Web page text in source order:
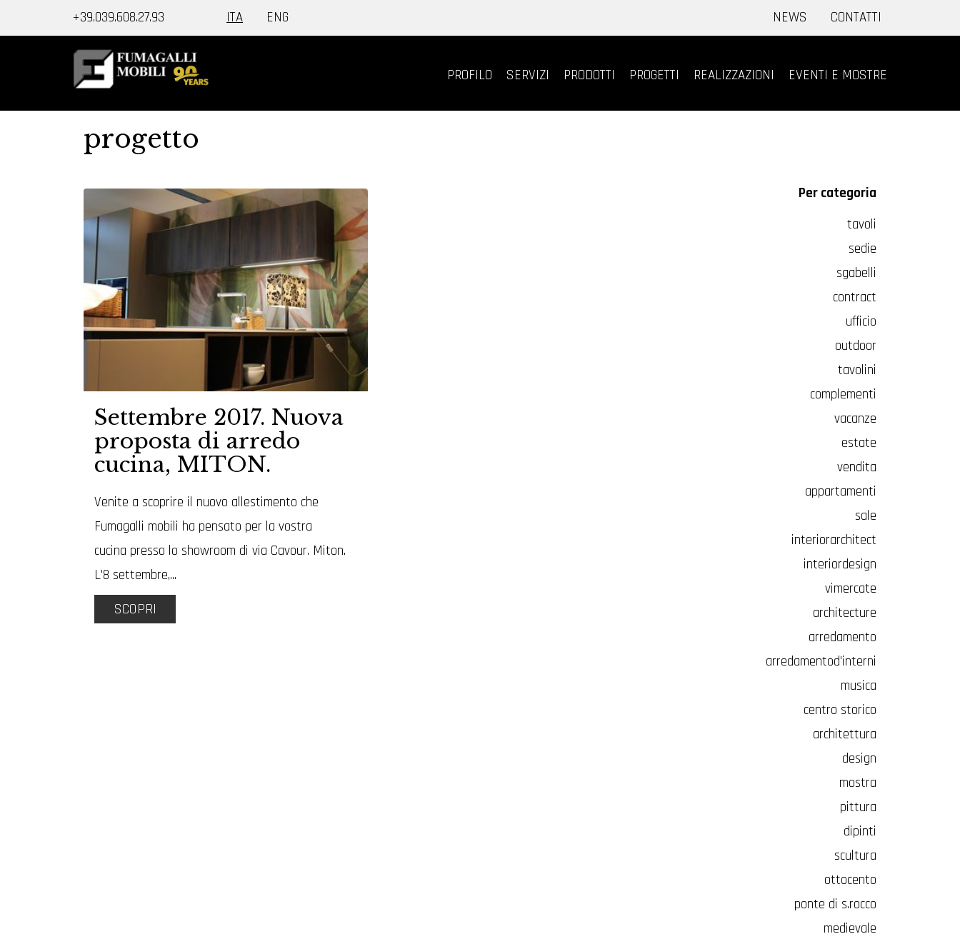
+39.039.608.27.93 ITA ENG NEWS CONTATTI
PROFILO SERVIZI PRODOTTI PROGETTI REALIZZAZIONI EVENTI E MOSTRE
progetto
Settembre 2017. Nuova
proposta di arredo
cucina, MITON.
Venite a scoprire il nuovo allestimento che
Fumagalli mobili ha pensato per la vostra
cucina presso lo showroom di via Cavour. Miton.
L'8 settembre,...
SCOPRI
Per categoria
tavoli
sedie
sgabelli
contract
ufficio
outdoor
tavolini
complementi
vacanze
estate
vendita
appartamenti
sale
interiorarchitect
interiordesign
vimercate
architecture
arredamento
arredamentod'interni
musica
centro storico
architettura
design
mostra
pittura
dipinti
scultura
ottocento
ponte di s.rocco
medievale